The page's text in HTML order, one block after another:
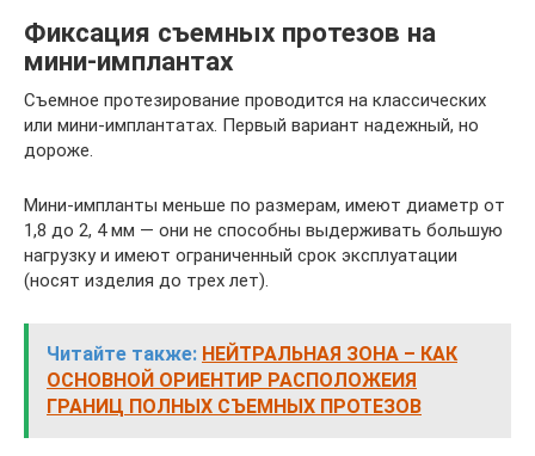
Фиксация съемных протезов на
мини-имплантах
Съемное протезирование проводится на классических
или мини-имплантатах. Первый вариант надежный, но
дороже.
Мини-импланты меньше по размерам, имеют диаметр от
1,8 до 2, 4 мм — они не способны выдерживать большую
нагрузку и имеют ограниченный срок эксплуатации
(носят изделия до трех лет).
Читайте также: НЕЙТРАЛЬНАЯ ЗОНА – КАК
ОСНОВНОЙ ОРИЕНТИР РАСПОЛОЖЕИЯ
ГРАНИЦ ПОЛНЫХ СЪЕМНЫХ ПРОТЕЗОВ